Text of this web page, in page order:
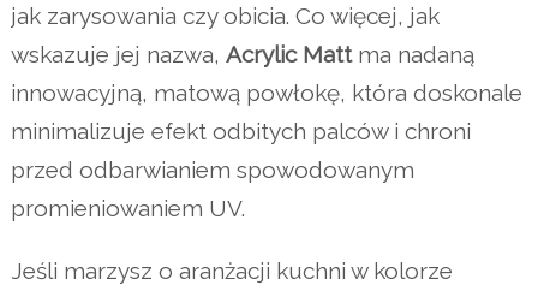
jak zarysowania czy obicia. Co więcej, jak
wskazuje jej nazwa, Acrylic Mattma nadaną
innowacyjną, matową powłokę, która doskonale
minimalizuje efekt odbitych palców i chroni
przed odbarwianiem spowodowanym
promieniowaniem UV.
Jeśli marzysz o aranżacji kuchni w kolorze